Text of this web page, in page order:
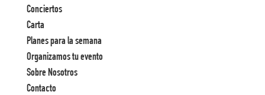
Conciertos
Carta
Planes para la semana
Organizamos tu evento
Sobre Nosotros
Contacto